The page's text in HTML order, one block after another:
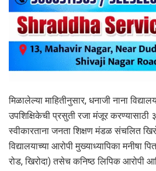
मिळालेल्या माहितीनुसार, धनाजी नाना
उपशिक्षिकेची प्रसुती रजा मंजूर करण्यासाठी
स्वीकारताना जनता शिक्षण मंडळ संचलित
विद्यालयाच्या आरोपी मुख्याध्यापिका मनीषा
रोड, खिरोदा) तसेच कनिष्ठ लिपिक आरोपी